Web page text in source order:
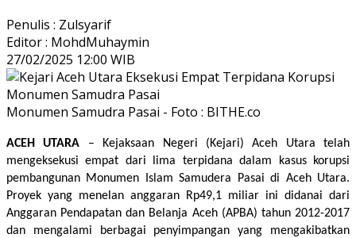
Penulis : Zulsyarif
Editor : MohdMuhaymin
27/02/2025 12:00 WIB
Monumen Samudra Pasai - Foto : BITHE.co
ACEH UTARA – Kejaksaan Negeri (Kejari) Aceh Utara telah
mengeksekusi empat dari lima terpidana dalam kasus korupsi
pembangunan Monumen Islam Samudera Pasai di Aceh Utara.
Proyek yang menelan anggaran Rp49,1 miliar ini didanai dari
Anggaran Pendapatan dan Belanja Aceh (APBA) tahun 2012-2017
dan mengalami berbagai penyimpangan yang mengakibatkan